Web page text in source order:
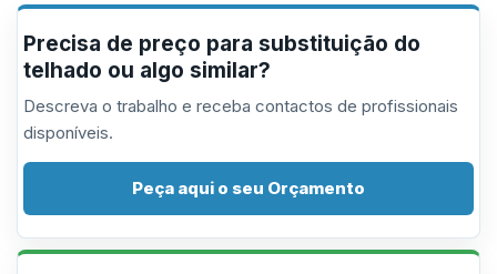
Precisa de preço para substituição do
telhado ou algo similar?
Descreva o trabalho e receba contactos de profissionais
disponíveis.
Peça aqui o seu Orçamento